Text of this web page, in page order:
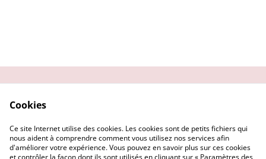
Confidentialité
Demander un retour
Cookies
Cookies
Ce site Internet utilise des cookies. Les cookies sont de petits fichiers qui
nous aident à comprendre comment vous utilisez nos services afin
d'améliorer votre expérience. Vous pouvez en savoir plus sur ces cookies
et contrôler la façon dont ils sont utilisés en cliquant sur « Paramètres des